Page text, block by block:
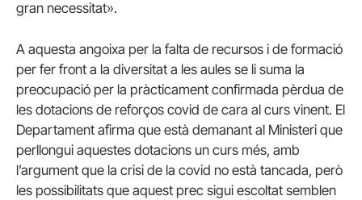
gran necessitat».
A aquesta angoixa per la falta de recursos i de formació
per fer front a la diversitat a les aules se li suma la
preocupació per la pràcticament confirmada pèrdua de
les dotacions de reforços covid de cara al curs vinent. El
Departament afirma que està demanant al Ministeri que
perllongui aquestes dotacions un curs més, amb
l’argument que la crisi de la covid no està tancada, però
les possibilitats que aquest prec sigui escoltat semblen